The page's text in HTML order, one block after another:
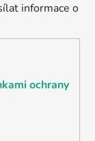
informace o
ochrany